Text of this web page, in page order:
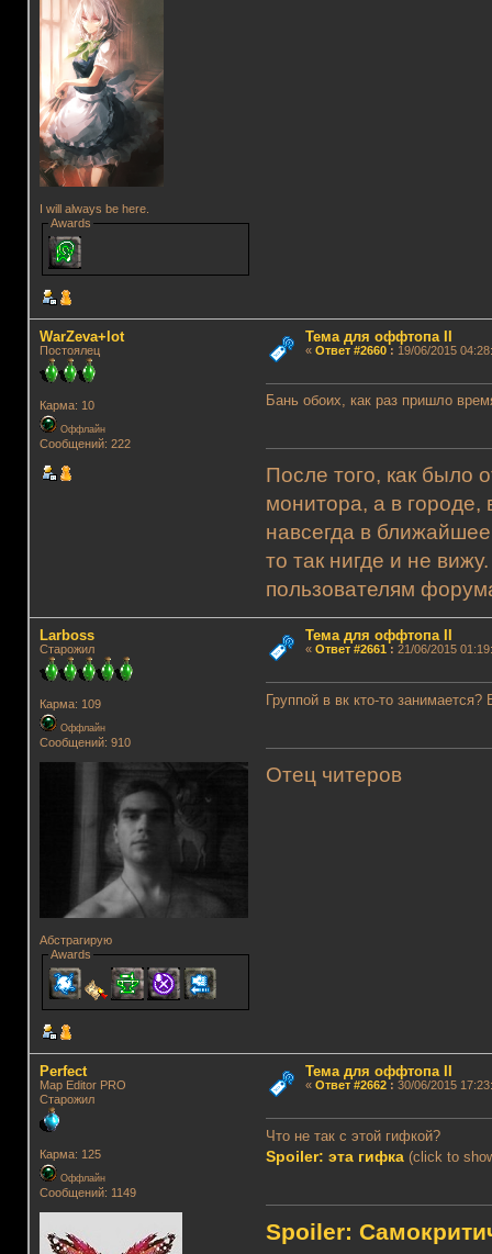
I will always be here.
Awards
WarZeva+lot
Постоялец
Карма: 10
Оффлайн
Сообщений: 222
Тема для оффтопа II
« Ответ #2660: 19/06/2015
Бань обоих, как раз пришло
После того, как было
монитора, а в
навсегда в
то так нигде и не
пользователям
Lаrboss
Старожил
Карма: 109
Оффлайн
Сообщений: 910
Абстрагирую
Awards
Тема для оффтопа II
« Ответ #2661: 21/06/2015
Группой в вк кто-то
Отец читеров
Perfect
Map Editor PRO
Старожил
Карма: 125
Оффлайн
Сообщений: 1149
Тема для оффтопа II
« Ответ #2662: 30/06/2015
Что не так с этой гифкой?
Spoiler: эта гифка (click to
Spoiler: